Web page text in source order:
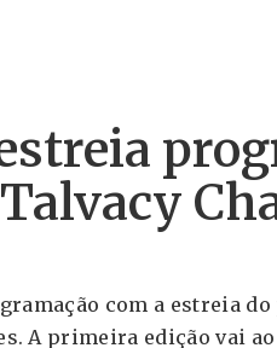
com a estreia
A primeira edição vai ao